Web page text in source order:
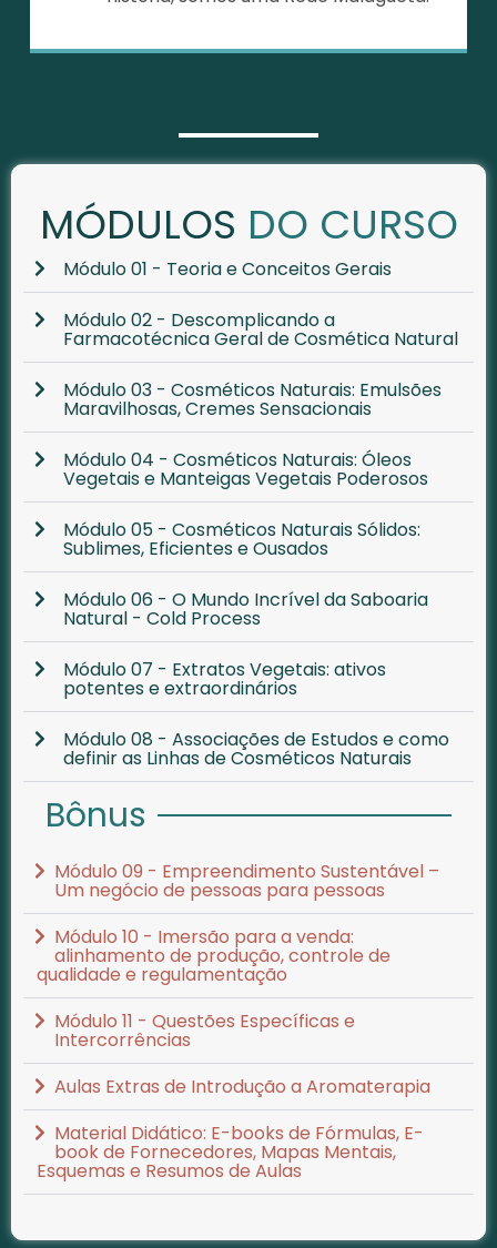
MÓDULOS DO CURSO
Módulo 01 - Teoria e Conceitos Gerais
Módulo 02 - Descomplicando a
Farmacotécnica Geral de Cosmética Natural
Módulo 03 - Cosméticos Naturais: Emulsões
Maravilhosas, Cremes Sensacionais
Módulo 04 - Cosméticos Naturais: Óleos
Vegetais e Manteigas Vegetais Poderosos
Módulo 05 - Cosméticos Naturais Sólidos:
Sublimes, Eficientes e Ousados
Módulo 06 - O Mundo Incrível da Saboaria
Natural - Cold Process
Módulo 07 - Extratos Vegetais: ativos
potentes e extraordinários
Módulo 08 - Associações de Estudos e como
definir as Linhas de Cosméticos Naturais
Bônus
Módulo 09 - Empreendimento Sustentável –
Um negócio de pessoas para pessoas
Módulo 10 - Imersão para a venda:
alinhamento de produção, controle de
qualidade e regulamentação
Módulo 11 - Questões Específicas e
Intercorrências
Aulas Extras de Introdução a Aromaterapia
Material Didático: E-books de Fórmulas, E-
book de Fornecedores, Mapas Mentais,
Esquemas e Resumos de Aulas